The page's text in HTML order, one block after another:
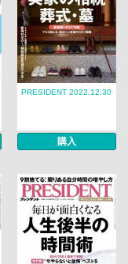
PRESIDENT 2022.12.30
購入